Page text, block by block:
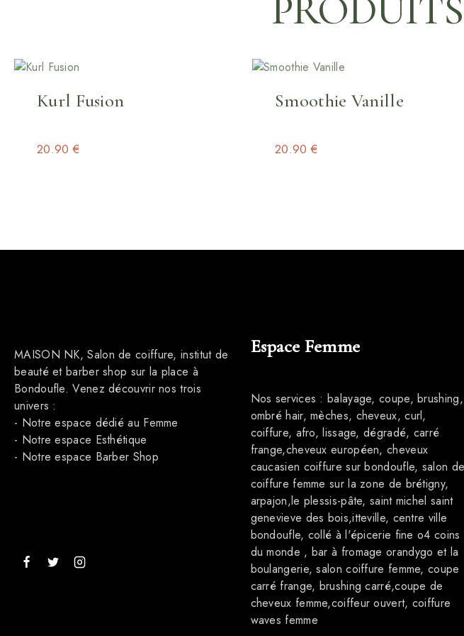
Kurl Fusion
20.90€
Smoothie Vanille
20.90€
MAISON NK, Salon de coiffure, institut de
beauté et barber shop sur la place à
Bondoufle. Venez découvrir nos trois
univers :
- Notre espace dédié au Femme
- Notre espace Esthétique
- Notre espace Barber Shop
Espace Femme
Nos services : balayage, coupe, brushing,
ombré hair, mèches, cheveux, curl,
coiffure, afro, lissage, dégradé, carré
frange,cheveux européen, cheveux
caucasien coiffure sur bondoufle, salon de
coiffure femme sur la zone de brétigny,
arpajon,le plessis-pâte, saint michel saint
genevieve des bois,itteville, centre ville
bondoufle, collé à l'épicerie fine o4 coins
du monde , bar à fromage orandygo et la
boulangerie, salon coiffure femme, coupe
carré frange, brushing carré,coupe de
cheveux femme,coiffeur ouvert, coiffure
waves femme